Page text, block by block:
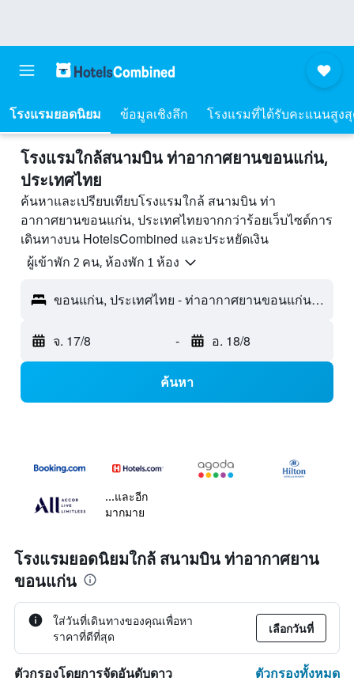
โรงแรมยอดนิยม ข้อมูลเชิงลึก โรงแรมที่ได้รับคะแนนสูง
โรงแรมใกล้สนามบิน ท่าอากาศยานขอนแก่น,
ประเทศไทย
ค้นหาและเปรียบเทียบโรงแรมใกล้ สนามบิน ท่า
อากาศยานขอนแก่น, ประเทศไทยจากกว่าร้อยเว็บไซต์การ
เดินทางบน HotelsCombined และประหยัดเงิน
ผู้เข้าพัก 2 คน, ห้องพัก 1 ห้อง
ขอนแก่น, ประเทศไทย - ท่าอากาศยานขอนแก่น (KKC)
จ. 17/8 - อ. 18/8
ค้นหา
...และอีก
มากมาย
โรงแรมยอดนิยมใกล้ สนามบิน ท่าอากาศยาน
ขอนแก่น
ใส่วันที่เดินทางของคุณเพื่อหา
ราคาที่ดีที่สุด
เลือกวันที่
ตัวกรองโดยการจัดอันดับดาว ตัวกรองทั้งหมด